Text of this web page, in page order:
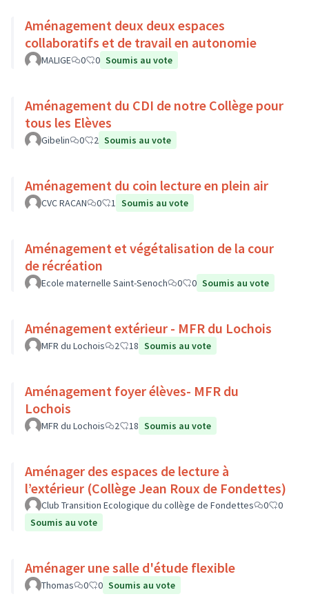
Aménagement deux deux espaces
collaboratifs et de travail en autonomie
MALIGE 0 0 Soumis au vote
Aménagement du CDI de notre Collège pour
tous les Elèves
Gibelin 0 2 Soumis au vote
Aménagement du coin lecture en plein air
CVC RACAN 0 1 Soumis au vote
Aménagement et végétalisation de la cour
de récréation
Ecole maternelle Saint-Senoch 0 0 Soumis au vote
Aménagement extérieur - MFR du Lochois
MFR du Lochois 2 18 Soumis au vote
Aménagement foyer élèves- MFR du
Lochois
MFR du Lochois 2 18 Soumis au vote
Aménager des espaces de lecture à
l’extérieur (Collège Jean Roux de Fondettes)
Club Transition Ecologique du collège de Fondettes 0
0
Soumis au vote
Aménager une salle d'étude flexible
Thomas 0 0 Soumis au vote